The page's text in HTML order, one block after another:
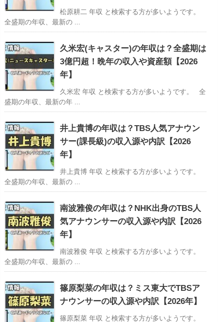
松原耕二 年収 と検索する方が多いようです。
全盛期の年収、最新の ...
久米宏(キャスター)の年収は？全盛期は
3億円超！晩年の収入や資産額【2026
年】
久米宏 年収 と検索する方が多いようです。 全
盛期の年収、最新の年 ...
井上貴博の年収は？TBS人気アナウン
サー(課長級)の収入源や内訳【2026
年】
井上貴博 年収 と検索する方が多いようです。
全盛期の年収、最新の ...
南波雅俊の年収は？NHK出身のTBS人
気アナウンサーの収入源や内訳【2026
年】
南波雅俊 年収 と検索する方が多いようです。
全盛期の年収、最新の ...
篠原梨菜の年収は？ミス東大でTBSア
ナウンサーの収入源や内訳【2026年】
篠原梨菜 年収 と検索する方が多いようです。